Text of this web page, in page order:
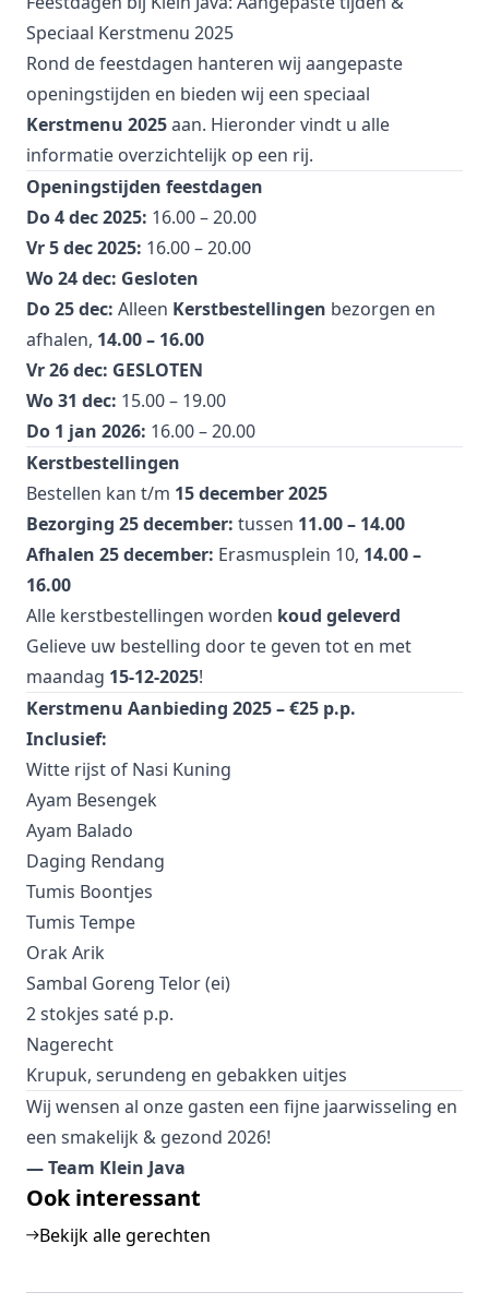
Speciaal Kerstmenu 2025
Rond de feestdagen hanteren wij aangepaste
openingstijden en bieden wij een speciaal
Kerstmenu 2025aan. Hieronder vindt u alle
informatie overzichtelijk op een rij.
Openingstijden feestdagen
Do 4 dec 2025: 16.00 – 20.00
Vr 5 dec 2025: 16.00 – 20.00
Wo 24 dec: Gesloten
Do 25 dec: Alleen Kerstbestellingen bezorgen en
afhalen, 14.00 – 16.00
Vr 26 dec: GESLOTEN
Wo 31 dec: 15.00 – 19.00
Do 1 jan 2026: 16.00 – 20.00
Kerstbestellingen
Bestellen kan t/m 15 december 2025
Bezorging 25 december: tussen 11.00 – 14.00
Afhalen 25 december: Erasmusplein 10, 14.00 –
16.00
Alle kerstbestellingen worden koud geleverd
Gelieve uw bestelling door te geven tot en met
maandag 15-12-2025!
Kerstmenu Aanbieding 2025 – €25 p.p.
Inclusief:
Witte rijst of Nasi Kuning
Ayam Besengek
Ayam Balado
Daging Rendang
Tumis Boontjes
Tumis Tempe
Orak Arik
Sambal Goreng Telor (ei)
2 stokjes saté p.p.
Nagerecht
Krupuk, serundeng en gebakken uitjes
Wij wensen al onze gasten een fijne jaarwisseling en
een smakelijk & gezond 2026!
— Team Klein Java
Sidebar
Ook interessant
Bekijk alle gerechten